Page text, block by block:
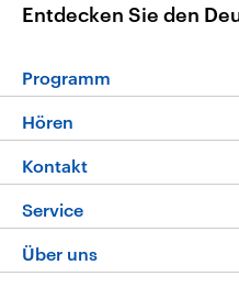
Entdecken Sie den
Programm
Programm
Die Nachrichten
Nachrichtenleicht
Neue Beiträge auf
Hören
Livestream
Podcasts
Deutschlandfunk
Kontakt
Hörerservice
Service
FAQ
Über uns